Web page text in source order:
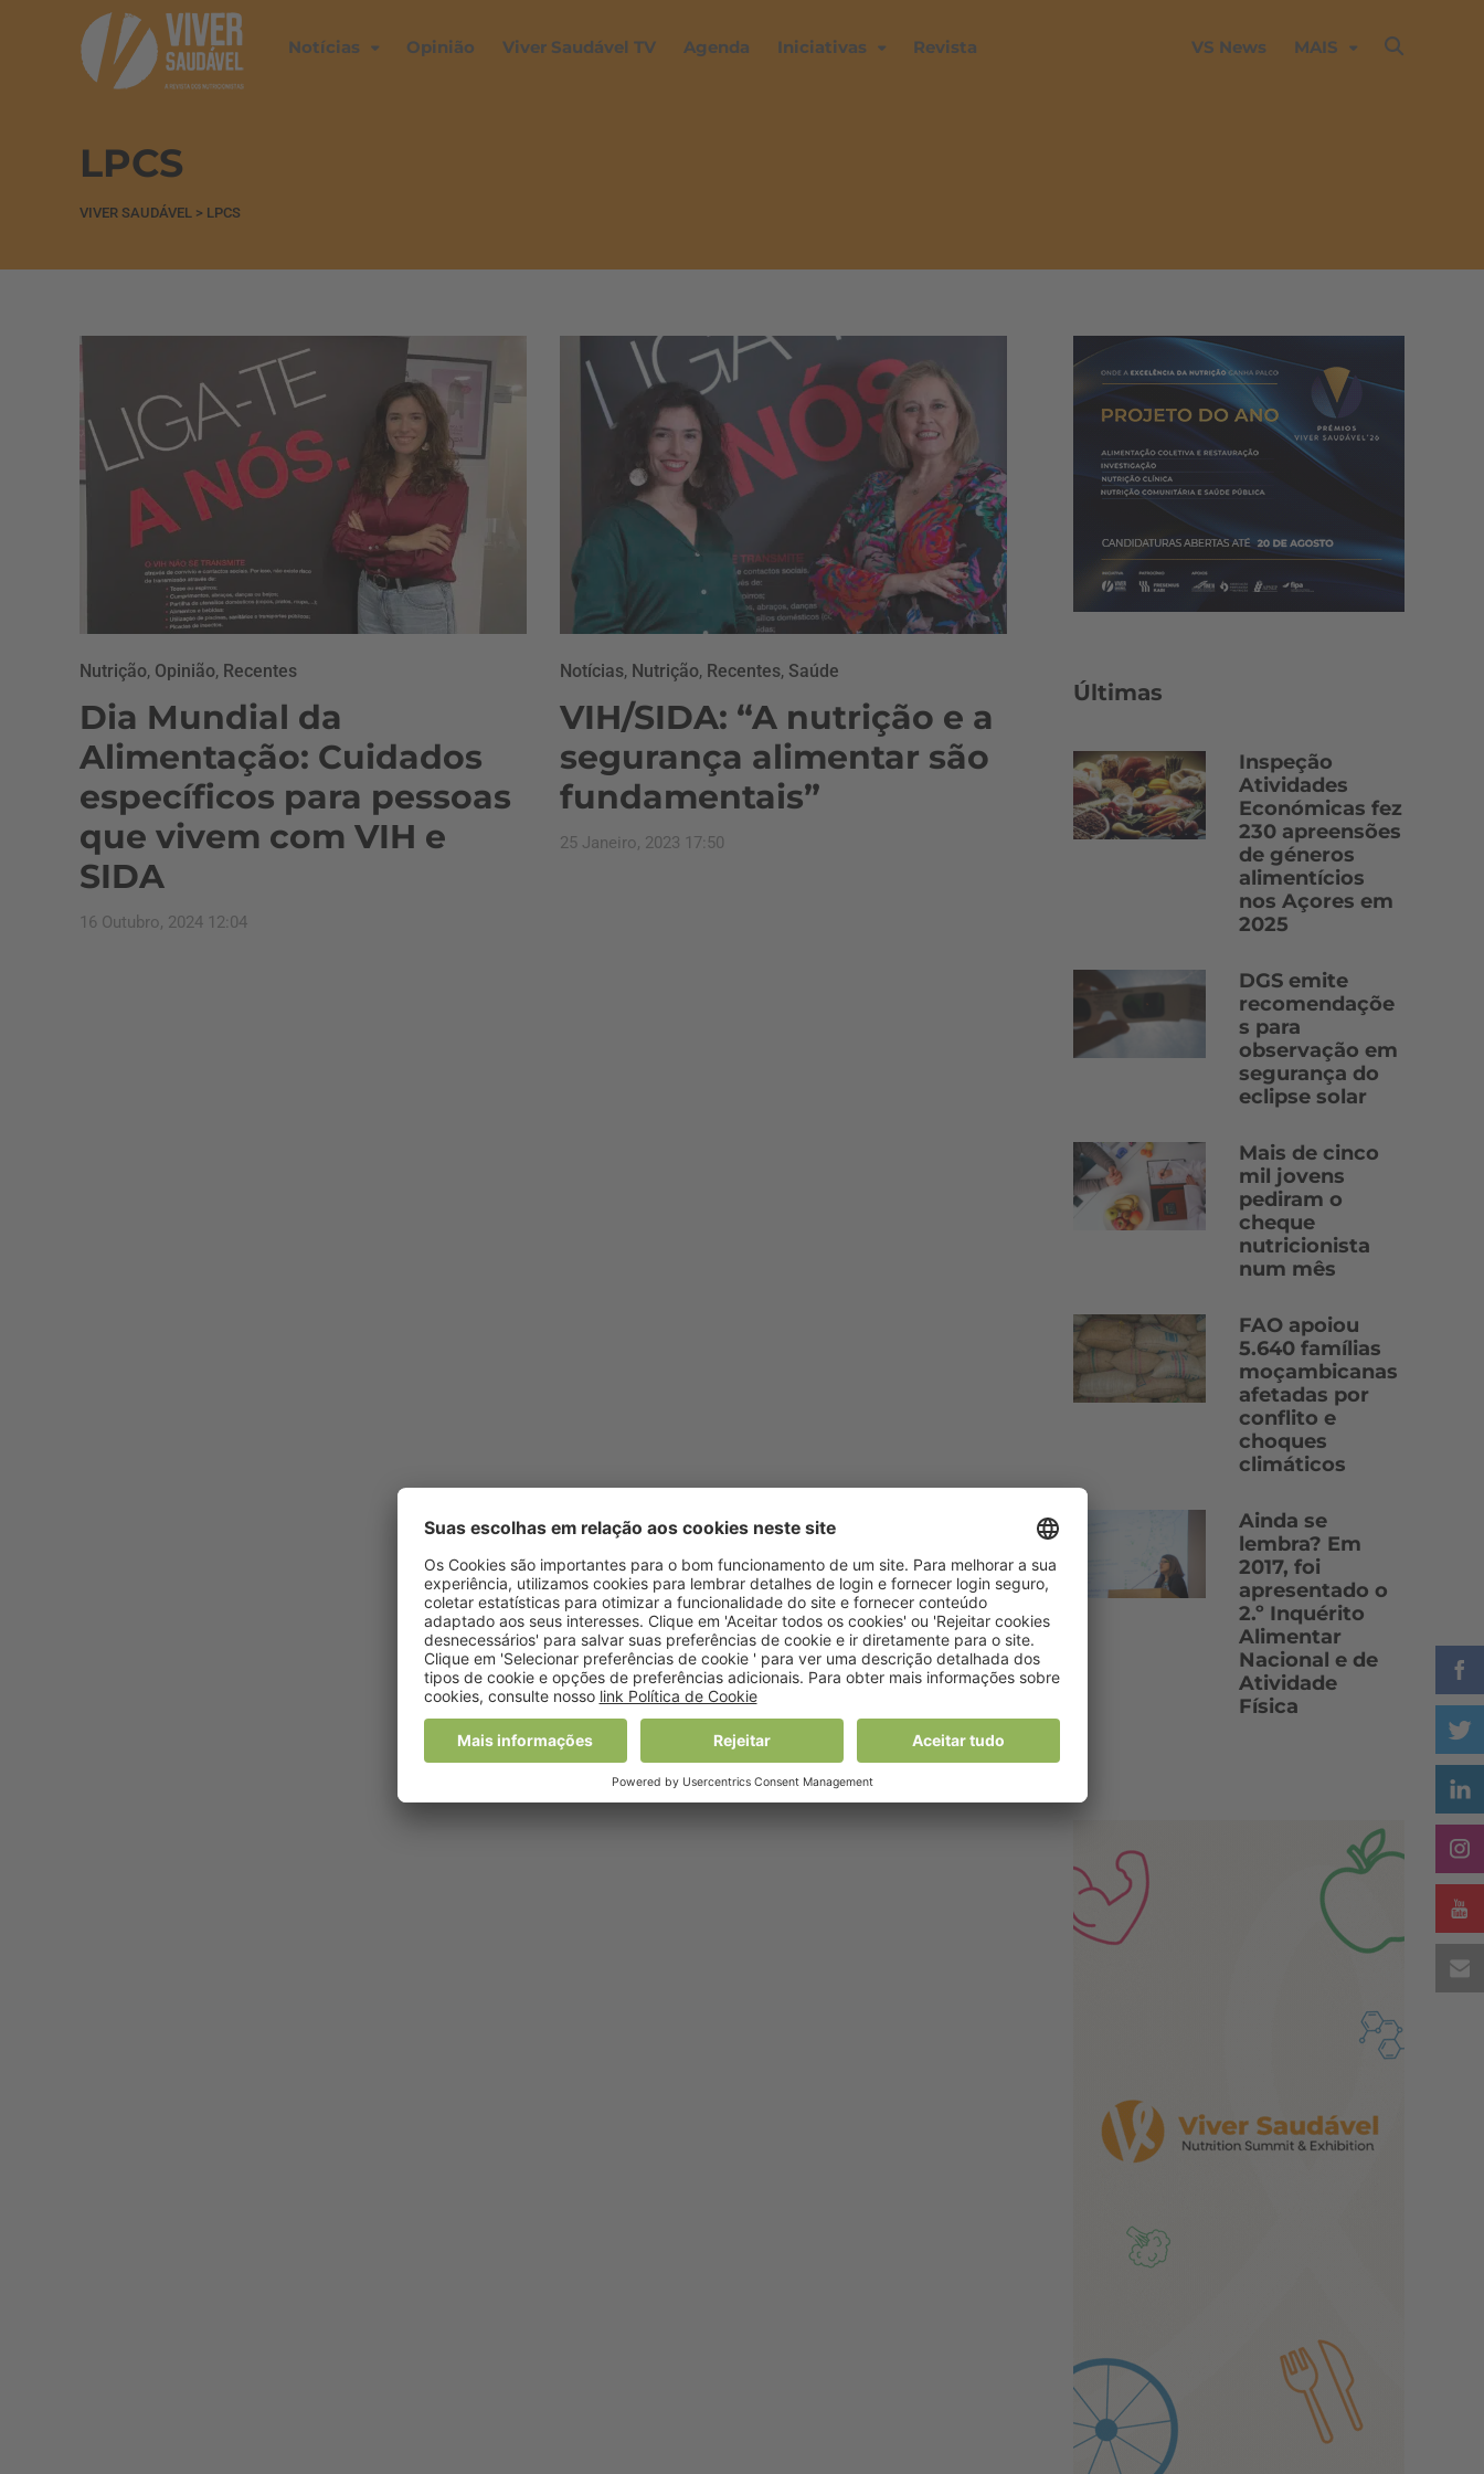
Notícias Opinião Viver Saudável TV Agenda Iniciativas Revista VS News MAIS
LPCS
VIVER SAUDÁVEL > LPCS
Nutrição, Opinião, Recentes
Dia Mundial da
Alimentação: Cuidados
específicos para pessoas
que vivem com VIH e
SIDA
16 Outubro, 2024 12:04
Notícias, Nutrição, Recentes, Saúde
VIH/SIDA: “A nutrição e a
segurança alimentar são
fundamentais”
25 Janeiro, 2023 17:50
Últimas
Inspeção
Atividades
Económicas fez
230 apreensões
de géneros
alimentícios
nos Açores em
2025
DGS emite
recomendaçõe
s para
observação em
segurança do
eclipse solar
Mais de cinco
mil jovens
pediram o
cheque
nutricionista
num mês
FAO apoiou
5.640 famílias
moçambicanas
afetadas por
conflito e
choques
climáticos
Ainda se
lembra? Em
2017, foi
apresentado o
2.º Inquérito
Alimentar
Nacional e de
Atividade
Física